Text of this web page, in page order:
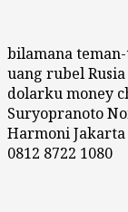
bilamana
uang rubel
dolarku money
Suryopranoto
Harmoni
0812 8722 1080